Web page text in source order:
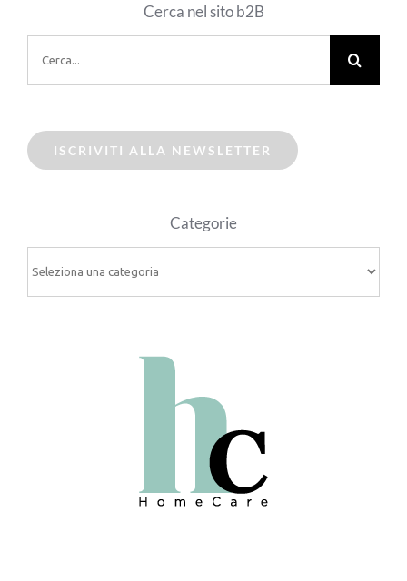
Cerca nel sito b2B
per:
ISCRIVITI ALLA NEWSLETTER
Categorie